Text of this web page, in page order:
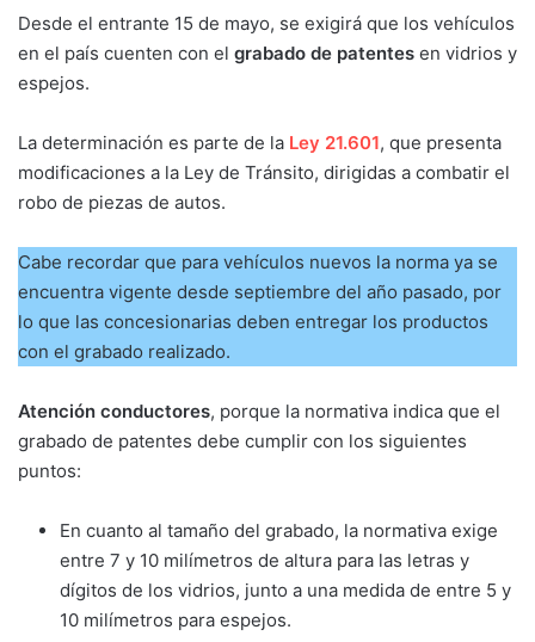
Desde el entrante 15 de mayo, se exigirá que los vehículos
en el país cuenten con el grabado de patentes en vidrios y
espejos.
La determinación es parte de la Ley 21.601, que presenta
modificaciones a la Ley de Tránsito, dirigidas a combatir el
robo de piezas de autos.
Cabe recordar que para vehículos nuevos la norma ya se
encuentra vigente desde septiembre del año pasado, por
lo que las concesionarias deben entregar los productos
con el grabado realizado.
Atención conductores, porque la normativa indica que el
grabado de patentes debe cumplir con los siguientes
puntos:
En cuanto al tamaño del grabado, la normativa exige
entre 7 y 10 milímetros de altura para las letras y
dígitos de los vidrios, junto a una medida de entre 5 y
10 milímetros para espejos.